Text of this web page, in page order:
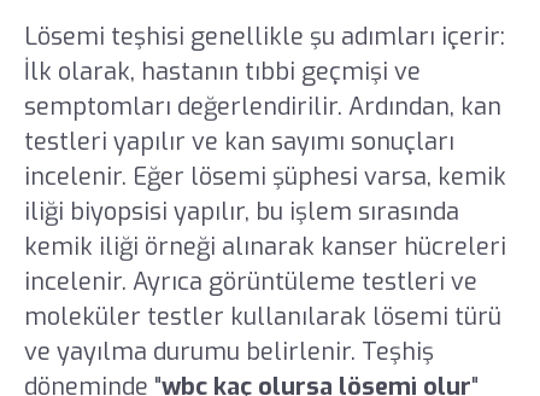
Lösemi teşhisi genellikle şu adımları içerir:
İlk olarak, hastanın tıbbi geçmişi ve
semptomları değerlendirilir. Ardından, kan
testleri yapılır ve kan sayımı sonuçları
incelenir. Eğer lösemi şüphesi varsa, kemik
iliği biyopsisi yapılır, bu işlem sırasında
kemik iliği örneği alınarak kanser hücreleri
incelenir. Ayrıca görüntüleme testleri ve
moleküler testler kullanılarak lösemi türü
ve yayılma durumu belirlenir. Teşhiş
döneminde "wbc kaç olursa lösemi olur"